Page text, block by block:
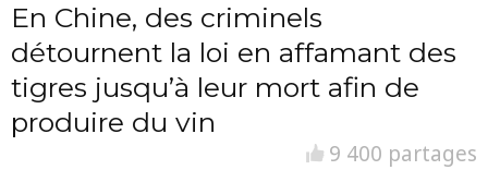
En Chine, des criminels
détournent la loi en affamant des
tigres jusqu’à leur mort afin de
produire du vin
9 400 partages